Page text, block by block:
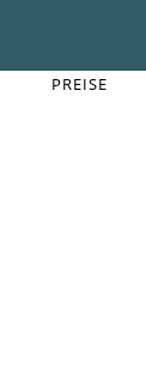
PREISE